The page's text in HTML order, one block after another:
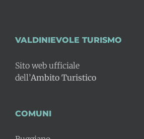
VALDINIEVOLE TURISMO
Sito web ufficiale
dell’Ambito Turistico
COMUNI